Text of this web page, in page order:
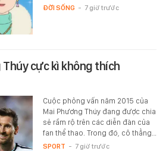
ĐỜI SỐNG - 7 giờ trước
cực kì không thích
Cuộc phỏng vấn năm 2015 của
Mai Phương Thúy đang được chia
sẻ rầm rộ trên các diễn đàn của
fan thể thao. Trong đó, cô thẳng…
SPORT - 7 giờ trước